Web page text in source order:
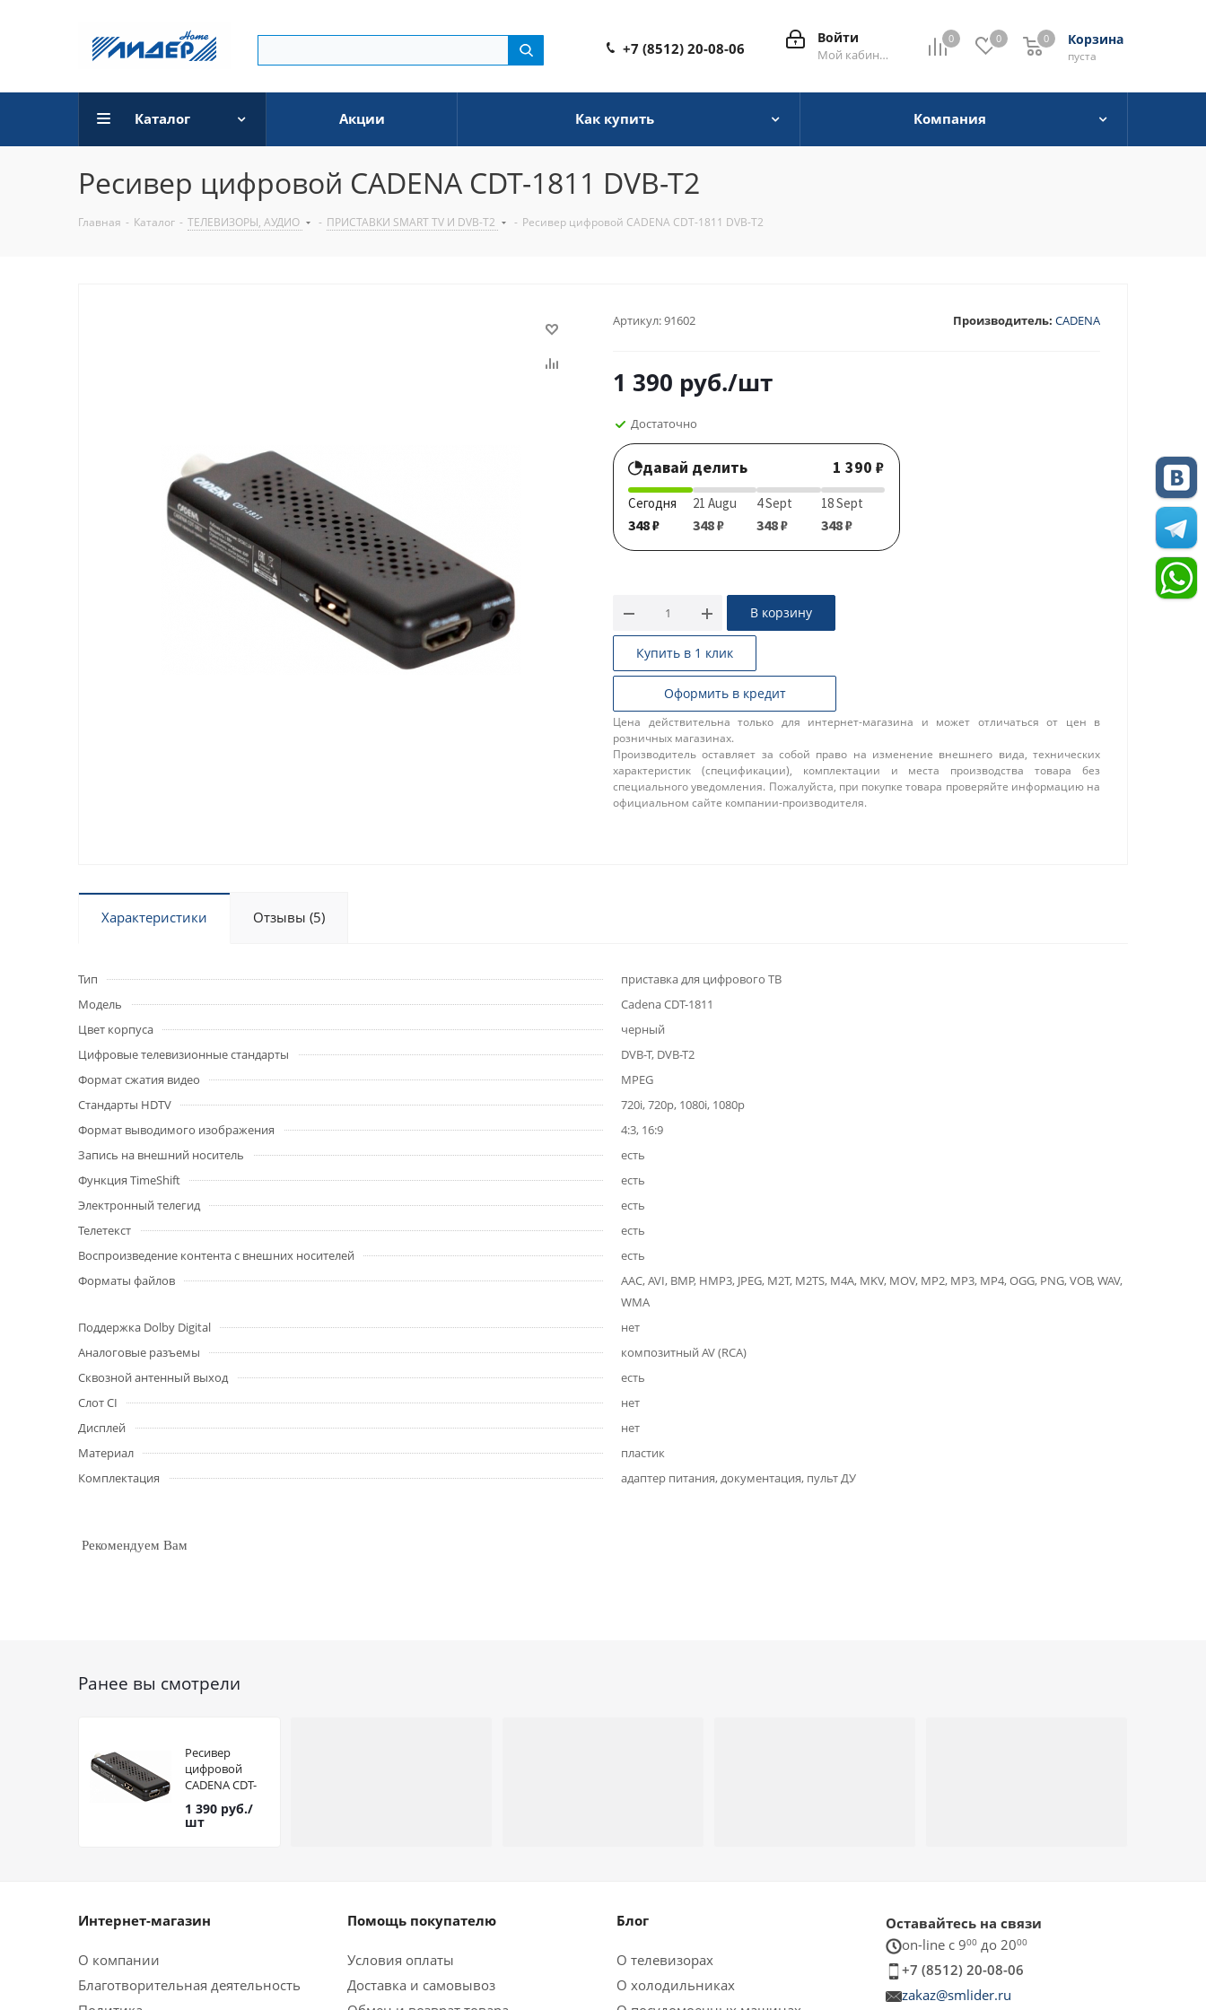
0 0 Корзина
0
пуста
0
Войти
Мой кабинет
+7 (8512) 20-08-06
Каталог Акции Как купить Компания
Ресивер цифровой CADENA CDT-1811 DVB-T2
Главная - Каталог - ТЕЛЕВИЗОРЫ, АУДИО - ПРИСТАВКИ SMART TV И DVB-T2 - Ресивер цифровой CADENA CDT-1811 DVB-T2
Артикул:91602 Производитель: CADENA
1 390 руб./шт
Достаточно
давай делить 1 390 ₽
Сегодня
348 ₽
21 Augu
348 ₽
4 Sept
348 ₽
18 Sept
348 ₽
В корзину
Купить в 1 клик
Оформить в кредит
Цена действительна только для интернет-магазина и может отличаться от цен в
розничных магазинах.
Производитель оставляет за собой право на изменение внешнего вида, технических
характеристик (спецификации), комплектации и места производства товара без
специального уведомления. Пожалуйста, при покупке товара проверяйте информацию на
официальном сайте компании-производителя.
Характеристики Отзывы (5)
Тип
приставка для цифрового ТВ
Модель
Cadena CDT-1811
Цвет корпуса
черный
Цифровые телевизионные стандарты
DVB-T, DVB-T2
Формат сжатия видео
MPEG
Стандарты HDTV
720i, 720p, 1080i, 1080p
Формат выводимого изображения
4:3, 16:9
Запись на внешний носитель
есть
Функция TimeShift
есть
Электронный телегид
есть
Телетекст
есть
Воспроизведение контента с внешних носителей
есть
Форматы файлов
AAC, AVI, BMP, HMP3, JPEG, M2T, M2TS, M4A, MKV, MOV, MP2, MP3, MP4, OGG, PNG, VOB, WAV,
WMA
Поддержка Dolby Digital
нет
Аналоговые разъемы
композитный AV (RCA)
Сквозной антенный выход
есть
Слот CI
нет
Дисплей
нет
Материал
пластик
Комплектация
адаптер питания, документация, пульт ДУ
Рекомендуем Вам
Ранее вы смотрели
Ресивер
цифровой
CADENA CDT-
1811 DVB-T2
1 390 руб./
шт
Интернет-магазин
О компании
Благотворительная деятельность
Помощь покупателю
Условия оплаты
Доставка и самовывоз
Блог
О телевизорах
О холодильниках
Оставайтесь на связи
on-line c 900 до 2000
+7 (8512) 20-08-06
zakaz@smlider.ru